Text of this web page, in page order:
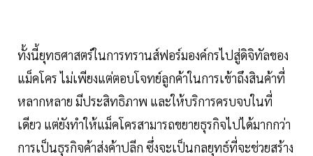
ทั้งนี้ยุทธศาสตร์ในการทรานส์ฟอร์มองค์กรไปสู่ดิจิทัลของ
แม็คโคร ไม่เพียงแต่ตอบโจทย์ลูกค้าในการเข้าถึงสินค้าที่
หลากหลาย มีประสิทธิภาพ และให้บริการครบจบในที่
เดียว แต่ยังทำให้แม็คโครสามารถขยายธุรกิจไปได้มากกว่า
การเป็นธุรกิจค้าส่งค้าปลีก ซึ่งจะเป็นกลยุทธ์ที่จะช่วยสร้าง